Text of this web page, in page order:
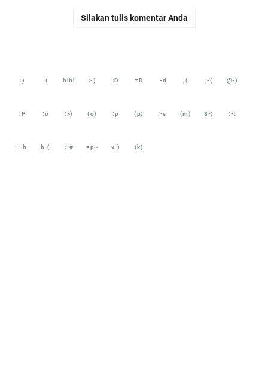
Silakan tulis komentar Anda
:) :( hihi :-) :D =D :-d ;( ;-( @-)
:P :o :>) (o) :p (p) :-s (m) 8-) :-t
:-b b-( :-# =p~ x-) (k)